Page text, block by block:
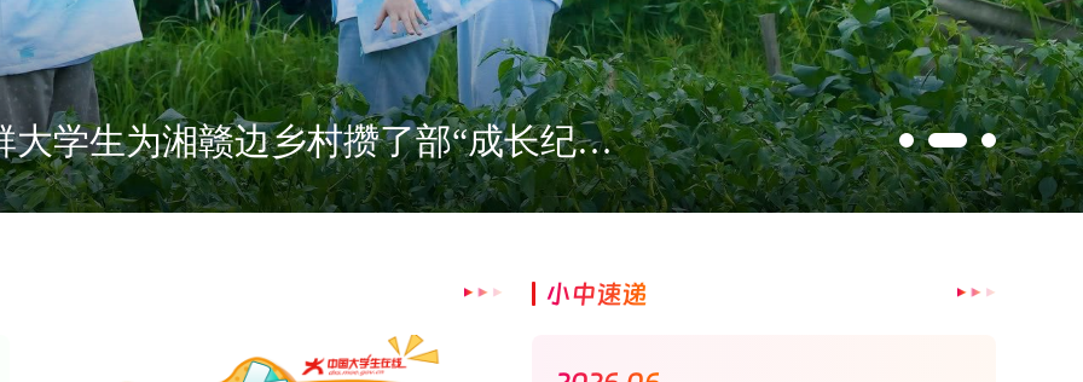
从养鸡场到滑翔伞基地：一群大学生为湘赣边乡村攒了部“成长纪录片”
小中速递